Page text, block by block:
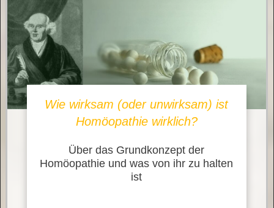
Wie wirksam (oder unwirksam) ist
Homöopathie wirklich?
Über das Grundkonzept der
Homöopathie und was von ihr zu halten
ist